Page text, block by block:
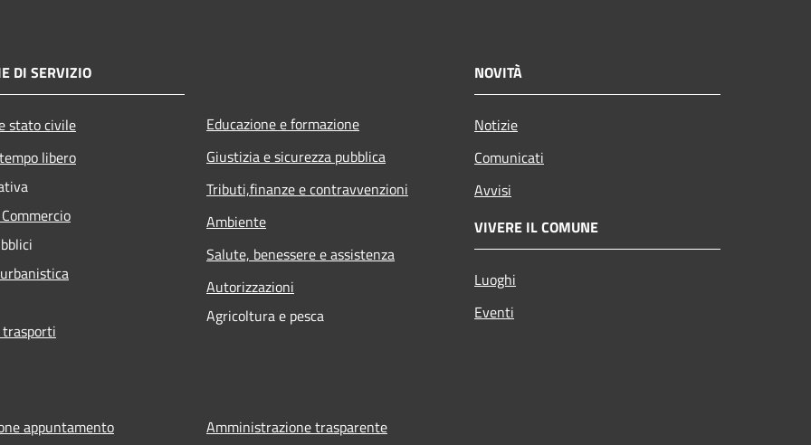
DI SERVIZIO
stato civile
libero
Educazione e formazione
Giustizia e sicurezza pubblica
Tributi,finanze e contravvenzioni
Ambiente
Salute, benessere e assistenza
Autorizzazioni
Agricoltura e pesca
NOVITÀ
Notizie
Comunicati
Avvisi
VIVERE IL COMUNE
Luoghi
Eventi
appuntamento Amministrazione trasparente